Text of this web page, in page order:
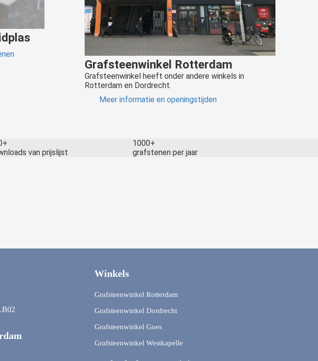
Grafsteenwinkel Rotterdam
Grafsteenwinkel heeft onder andere winkels in
Rotterdam en Dordrecht.
Meer informatie en openingstijden
van prijslijst
1000+
grafstenen per jaar
Winkels
Grafsteenwinkel Rotterdam
Grafsteenwinkel Dordrecht
Grafsteenwinkel Goes
Grafsteenwinkel Westkapelle